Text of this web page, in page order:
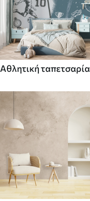
Αθλητική ταπετσαρία